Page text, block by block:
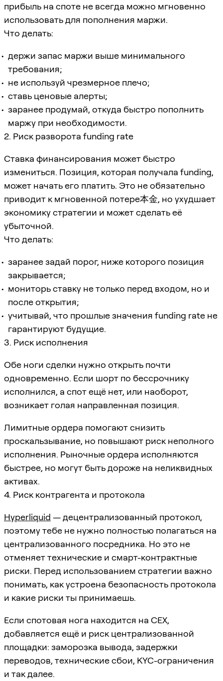
прибыль на споте не всегда можно мгновенно
использовать для пополнения маржи.
Что делать:
держи запас маржи выше минимального
требования;
не используй чрезмерное плечо;
ставь ценовые алерты;
заранее продумай, откуда быстро пополнить
маржу при необходимости.
2. Риск разворота funding rate
Ставка финансирования может быстро
измениться. Позиция, которая получала funding,
может начать его платить. Это не обязательно
приводит к мгновенной потере本金, но ухудшает
экономику стратегии и может сделать её
убыточной.
Что делать:
заранее задай порог, ниже которого позиция
закрывается;
мониторь ставку не только перед входом, но и
после открытия;
учитывай, что прошлые значения funding rate не
гарантируют будущие.
3. Риск исполнения
Обе ноги сделки нужно открыть почти
одновременно. Если шорт по бессрочнику
исполнился, а спот ещё нет, или наоборот,
возникает голая направленная позиция.
Лимитные ордера помогают снизить
проскальзывание, но повышают риск неполного
исполнения. Рыночные ордера исполняются
быстрее, но могут быть дороже на неликвидных
активах.
4. Риск контрагента и протокола
Hyperliquid — децентрализованный протокол,
поэтому тебе не нужно полностью полагаться на
централизованного посредника. Но это не
отменяет технические и смарт-контрактные
риски. Перед использованием стратегии важно
понимать, как устроена безопасность протокола
и какие риски ты принимаешь.
Если спотовая нога находится на CEX,
добавляется ещё и риск централизованной
площадки: заморозка вывода, задержки
переводов, технические сбои, KYC-ограничения
и так далее.